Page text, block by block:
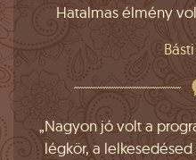
Hatalmas élmény
„Nagyon jó volt a
légkör, a